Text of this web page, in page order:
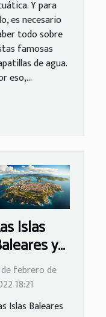
Y para
es necesario
todo sobre
famosas
de agua.
eso,...
Islas
y
febrero de
18:21
Islas Baleares